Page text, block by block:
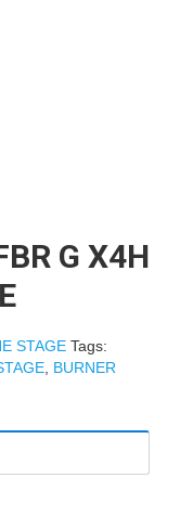
G X4H
STAGE Tags:
BURNER